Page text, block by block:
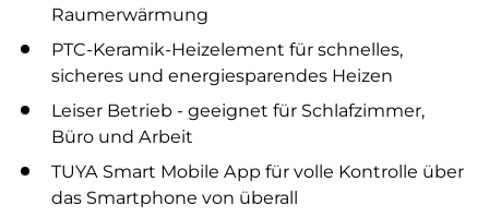
Raumerwärmung
PTC-Keramik-Heizelement für schnelles,
sicheres und energiesparendes Heizen
Leiser Betrieb - geeignet für Schlafzimmer,
Büro und Arbeit
TUYA Smart Mobile App für volle Kontrolle über
das Smartphone von überall